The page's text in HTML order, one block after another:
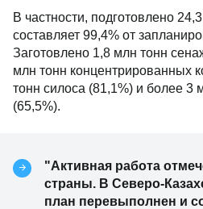
В частности, подготовлено
составляет 99,4% от
Заготовлено 1,8 млн тонн
млн тонн концентрированных
тонн силоса (81,1%) и более 3
(65,5%).
"Активная работа
страны. В Северо-
план перевыполнен и